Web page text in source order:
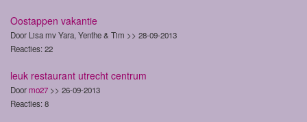
Oostappen vakantie
Door Lisa mv Yara, Yenthe & Tim >> 28-09-2013
Reacties: 22
leuk restaurant utrecht centrum
Doormo27 >> 26-09-2013
Reacties: 8